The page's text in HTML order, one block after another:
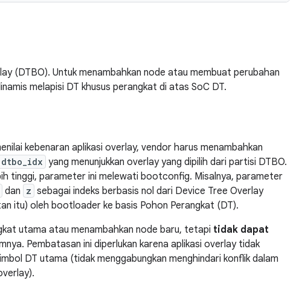
(DTBO). Untuk menambahkan node atau membuat perubahan
melapisi DT khusus perangkat di atas SoC DT.
kebenaran aplikasi overlay, vendor harus menambahkan
yang menunjukkan overlay yang dipilih dari partisi DTBO.
tinggi, parameter ini melewati bootconfig. Misalnya, parameter
dan z sebagai indeks berbasis nol dari Device Tree Overlay
itu) oleh bootloader ke basis Pohon Perangkat (DT).
utama atau menambahkan node baru, tetapi tidak dapat
Pembatasan ini diperlukan karena aplikasi overlay tidak
DT utama (tidak menggabungkan menghindari konflik dalam